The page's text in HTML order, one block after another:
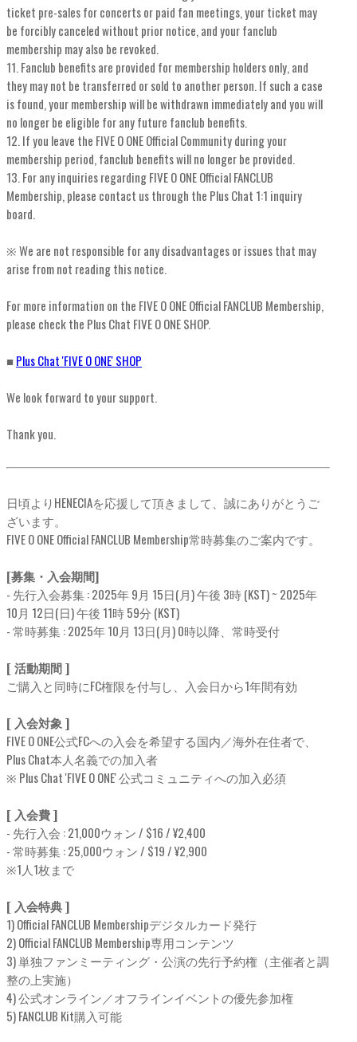
ticket pre-sales for concerts or paid fan meetings, your ticket may
be forcibly canceled without prior notice, and your fanclub
membership may also be revoked.
11. Fanclub benefits are provided for membership holders only, and
they may not be transferred or sold to another person. If such a case
is found, your membership will be withdrawn immediately and you will
no longer be eligible for any future fanclub benefits.
12. If you leave the FIVE O ONE Official Community during your
membership period, fanclub benefits will no longer be provided.
13. For any inquiries regarding FIVE O ONE Official FANCLUB
Membership, please contact us through the Plus Chat 1:1 inquiry
board.
※ We are not responsible for any disadvantages or issues that may
arise from not reading this notice.
For more information on the FIVE O ONE Official FANCLUB Membership,
please check the Plus Chat FIVE O ONE SHOP.
■Plus Chat 'FIVE O ONE' SHOP
We look forward to your support.
Thank you.
日頃よりHENECIAを応援して頂きまして、誠にありがとうご
ざいます。
FIVE O ONE Official FANCLUB Membership常時募集のご案内です。
[募集・入会期間]
- 先行入会募集 : 2025年 9月 15日(月) 午後 3時 (KST) ~ 2025年
10月 12日(日) 午後 11時 59分 (KST)
- 常時募集 : 2025年 10月 13日(月) 0時以降、常時受付
[ 活動期間 ]
ご購入と同時にFC権限を付与し、入会日から1年間有効
[ 入会対象 ]
FIVE O ONE公式FCへの入会を希望する国内／海外在住者で、
Plus Chat本人名義での加入者
※ Plus Chat 'FIVE O ONE' 公式コミュニティへの加入必須
[ 入会費 ]
- 先行入会 : 21,000ウォン / $16 / ¥2,400
- 常時募集 : 25,000ウォン / $19 / ¥2,900
※1人1枚まで
[ 入会特典 ]
1) Official FANCLUB Membershipデジタルカード発行
2) Official FANCLUB Membership専用コンテンツ
3) 単独ファンミーティング・公演の先行予約権（主催者と調
整の上実施）
4) 公式オンライン／オフラインイベントの優先参加権
5) FANCLUB Kit購入可能